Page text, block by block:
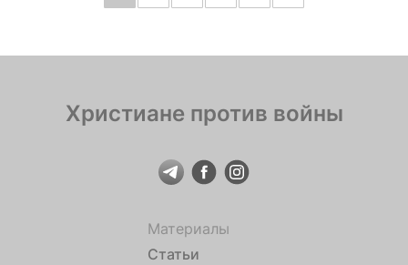
Христиане против войны
Материалы
Статьи